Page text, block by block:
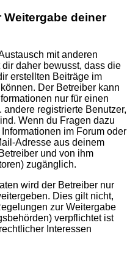
deiner
mit anderen
daher bewusst, dass die
erstellten Beiträge im
Der Betreiber kann
nur für einen
registrierte Benutzer,
Wenn du Fragen dazu
im Forum oder
Adresse aus deinem
und von ihm
zugänglich.
wird der Betreiber nur
Dies gilt nicht,
zur Weitergabe
verpflichtet ist
Interessen